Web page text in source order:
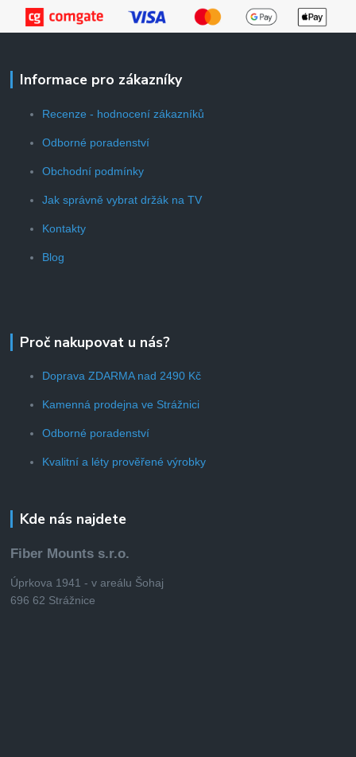
Informace pro zákazníky
Recenze - hodnocení zákazníků
Odborné poradenství
Obchodní podmínky
Jak správně vybrat držák na TV
Kontakty
Blog
Proč nakupovat u nás?
Doprava ZDARMA nad 2490 Kč
Kamenná prodejna ve Strážnici
Odborné poradenství
Kvalitní a léty prověřené výrobky
Kde nás najdete
Fiber Mounts s.r.o.
Úprkova 1941 - v areálu Šohaj
696 62 Strážnice